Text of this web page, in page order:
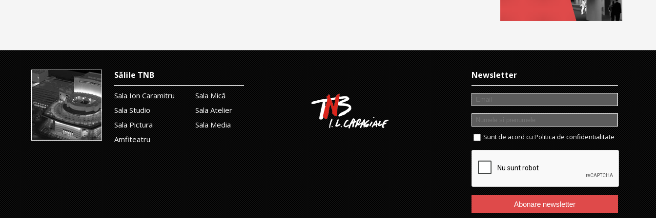
Sălile TNB
Sala Ion Caramitru
Sala Mică
Sala Studio
Sala Atelier
Sala Pictura
Sala Media
Amfiteatru
Newsletter
Sunt de acord cu Politica de confidentialitate